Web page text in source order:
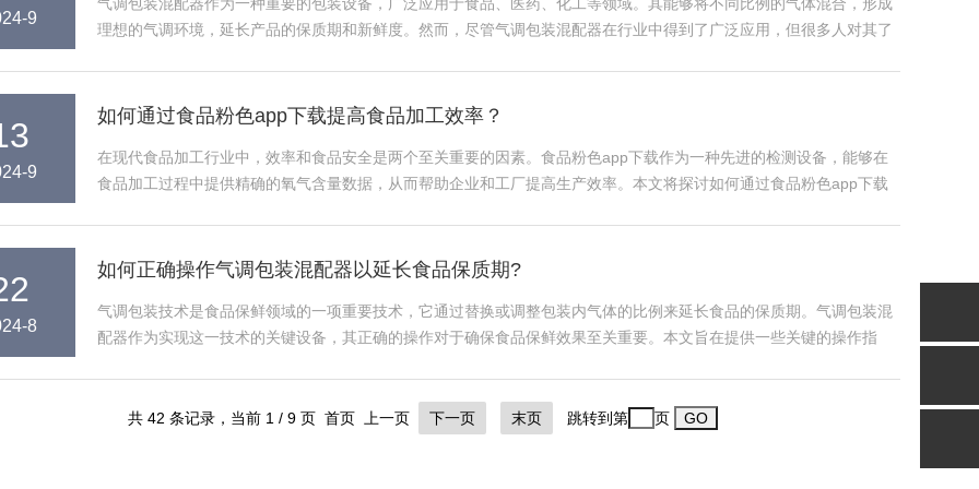
9
理想的气调环境，延长产品的保质期和新鲜度。然而，尽管气调包装混配器在行业中得到了广泛应用，但很多人对其了
9
如何通过食品粉色app下载提高食品加工效率？
在现代食品加工行业中，效率和食品安全是两个至关重要的因素。食品粉色app下载作为一种先进的检测设备，能够在
食品加工过程中提供精确的氧气含量数据，从而帮助企业和工厂提高生产效率。本文将探讨如何通过食品粉色app下载
8
如何正确操作气调包装混配器以延长食品保质期?
气调包装技术是食品保鲜领域的一项重要技术，它通过替换或调整包装内气体的比例来延长食品的保质期。气调包装混
配器作为实现这一技术的关键设备，其正确的操作对于确保食品保鲜效果至关重要。本文旨在提供一些关键的操作指
共 42 条记录，当前 1 / 9 页 首页 上一页 下一页 末页 跳转到第 页